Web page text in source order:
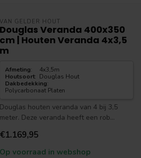
VAN GELDER HOUT
Douglas Veranda 400x350
cm | Houten Veranda 4x3,5
m
Afmeting:
4x3,5m
Houtsoort: Douglas Hout
Dakbedekking:
Polycarbonaat Platen
Douglas houten veranda van 4 bij 3,5
meter. Deze veranda heeft een rob...
€1.169,95
Op voorraad in webshop